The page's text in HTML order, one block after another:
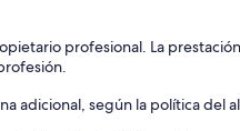
profesional. La
adicional, según la política del